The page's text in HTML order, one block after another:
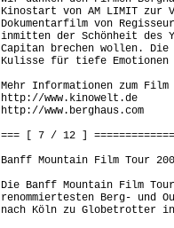
Kinostart von AM LIMIT zur
Dokumentarfilm von
inmitten der Schönheit des
Capitan brechen wollen. Die
Kulisse für tiefe Emotionen
Mehr Informationen zum
http://www.kinowelt.de
http://www.berghaus.com
=== [ 7 / 12 ]
Banff Mountain Film Tour
Die Banff Mountain Film
renommiertesten Berg- und
nach Köln zu Globetrotter